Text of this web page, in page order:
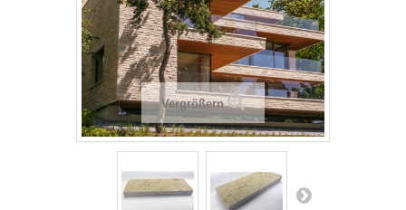
Vergrößern